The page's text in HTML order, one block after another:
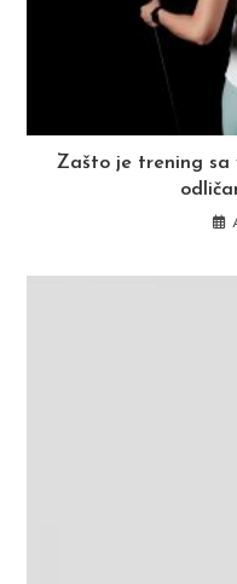
Zašto je trening sa